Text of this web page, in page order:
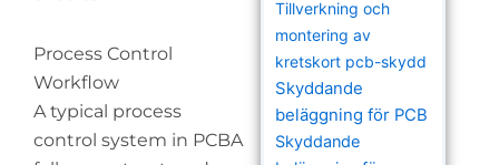
Process Control
Workflow
A typical process
control system in PCBA
Tillverkning och
montering av
kretskort pcb-skydd
Skyddande
beläggning för PCB
Skyddande